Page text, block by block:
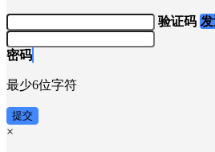
验证码
密码
最少6位字符
提交
×